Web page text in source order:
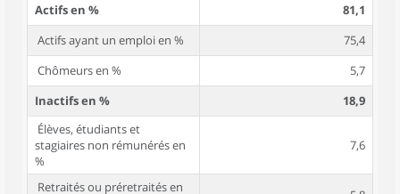
Actifs en %
81,1
Actifs ayant un emploi en %
75,4
Chômeurs en %
5,7
Inactifs en %
18,9
Élèves, étudiants et
stagiaires non rémunérés en
%
7,6
Retraités ou préretraités en